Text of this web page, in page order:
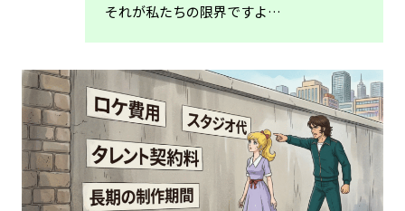
それが私たちの限界ですよ…